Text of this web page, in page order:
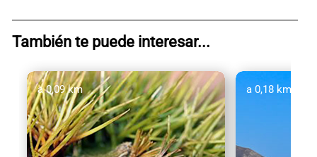
También te puede interesar...
a 0,09 km a 0,18 km